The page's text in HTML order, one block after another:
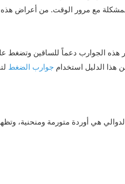
مع مرور الوقت. من أعراض هذه
هذه الجوارب دعماً للساقين وتضغط
هذا الدليل استخدام جوارب الضغط
هي أوردة متورمة ومنحنية،